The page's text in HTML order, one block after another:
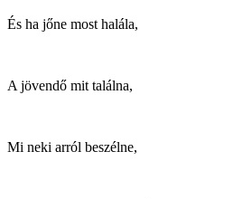
És ha jőne most halála,
A jövendő mit találna,
Mi neki arról beszélne,